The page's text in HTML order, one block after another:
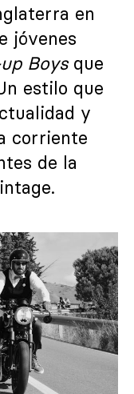
en
jóvenes
Boysque
estilo que
y
corriente
de la